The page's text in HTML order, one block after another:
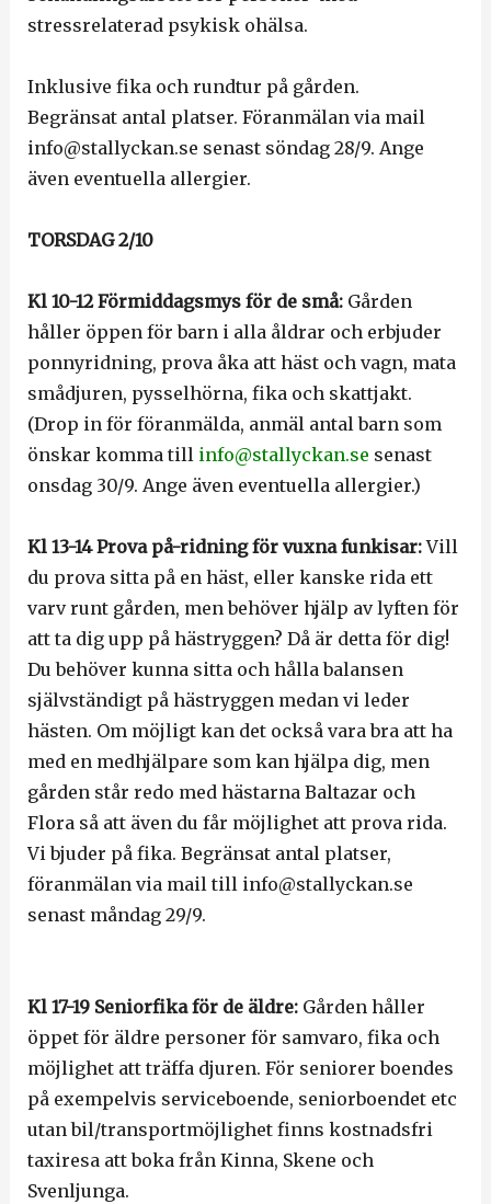
stressrelaterad psykisk ohälsa.
Inklusive fika och rundtur på gården.
Begränsat antal platser. Föranmälan via mail
info@stallyckan.se senast söndag 28/9. Ange
även eventuella allergier.
TORSDAG 2/10
Kl 10-12 Förmiddagsmys för de små:Gården
håller öppen för barn i alla åldrar och erbjuder
ponnyridning, prova åka att häst och vagn, mata
smådjuren, pysselhörna, fika och skattjakt.
(Drop in för föranmälda, anmäl antal barn som
önskar komma till info@stallyckan.se senast
onsdag 30/9. Ange även eventuella allergier.)
Kl 13-14 Prova på-ridning för vuxna funkisar:Vill
du prova sitta på en häst, eller kanske rida ett
varv runt gården, men behöver hjälp av lyften för
att ta dig upp på hästryggen? Då är detta för dig!
Du behöver kunna sitta och hålla balansen
självständigt på hästryggen medan vi leder
hästen. Om möjligt kan det också vara bra att ha
med en medhjälpare som kan hjälpa dig, men
gården står redo med hästarna Baltazar och
Flora så att även du får möjlighet att prova rida.
Vi bjuder på fika. Begränsat antal platser,
föranmälan via mail till info@stallyckan.se
senast måndag 29/9.
Kl 17-19 Seniorfika för de äldre: Gården håller
öppet för äldre personer för samvaro, fika och
möjlighet att träffa djuren. För seniorer boendes
på exempelvis serviceboende, seniorboendet etc
utan bil/transportmöjlighet finns kostnadsfri
taxiresa att boka från Kinna, Skene och
Svenljunga.